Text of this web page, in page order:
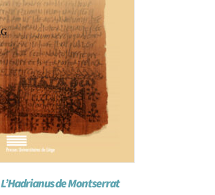
L’Hadrianus de Montserrat